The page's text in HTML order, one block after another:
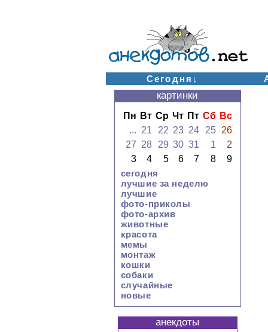
Сегодня↓
картинки
Пн Вт Ср Чт Пт Сб Вс
... 21 22 23 24 25
26
27 28 29 30 31 1
2
3
4 5 6 7 8
9
сегодня
лучшие за неделю
лучшие
фото-приколы
фото-архив
животные
красота
мемы
монтаж
кошки
собаки
случайные
новые
анекдоты